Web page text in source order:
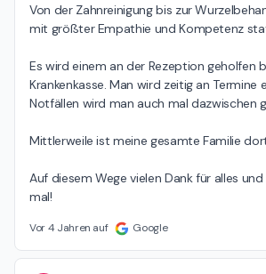
Von der Zahnreinigung bis zur
mit größter Empathie und Kompetenz
Es wird einem an der Rezeption geholfen
Krankenkasse. Man wird zeitig an Termine
Notfällen wird man auch mal dazwischen
Mittlerweile ist meine gesamte Familie
Auf diesem Wege vielen Dank für alles
mal!
Vor 4 Jahren auf Google